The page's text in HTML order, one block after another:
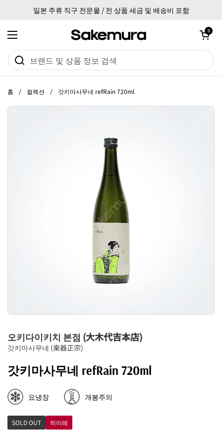
일본 주류 직구 전문몰 / 전 상품 세금 및 배송비 포함
메뉴 열기
카트 열기
0
홈 / 컬렉션 / 갓키마사무네 refRain 720ml
오키다이키치 본점 (大木代吉本店)
갓키마사무네 (楽器正宗)
갓키마사무네 refRain 720ml
요냉장 개봉주의
SOLD OUT 히이레